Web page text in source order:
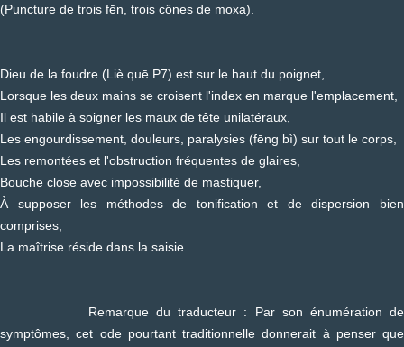
(Puncture de trois fēn, trois cônes de moxa).
Dieu de la foudre (Liè quē P7) est sur le haut du poignet,
Lorsque les deux mains se croisent l'index en marque l'emplacement,
Il est habile à soigner les maux de tête unilatéraux,
Les engourdissement, douleurs, paralysies (fēng bì) sur tout le corps,
Les remontées et l'obstruction fréquentes de glaires,
Bouche close avec impossibilité de mastiquer,
À supposer les méthodes de tonification et de dispersion bien
comprises,
La maîtrise réside dans la saisie.
Remarque du traducteur : Par son énumération de
symptômes, cet ode pourtant traditionnelle donnerait à penser que